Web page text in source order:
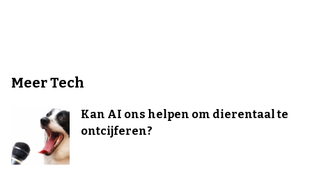
Meer Tech
Kan AI ons helpen om dierentaal te
ontcijferen?